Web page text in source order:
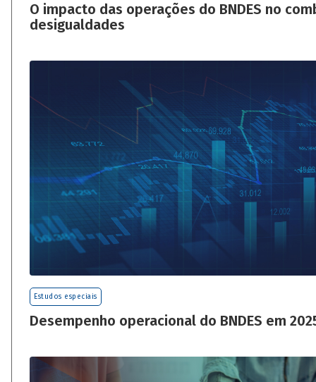
O impacto das operações do BNDES no
desigualdades
Estudos especiais
Desempenho operacional do BNDES em